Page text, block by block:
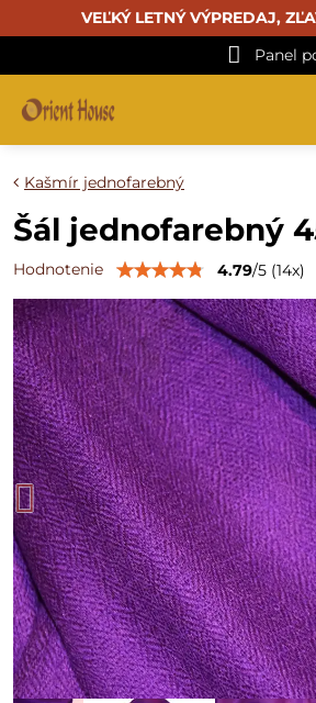
VEĽKÝ LETNÝ VÝPREDAJ,
Panel
Kašmír jednofarebný
Šál jednofarebný
Hodnotenie 4.79/5 (14x)